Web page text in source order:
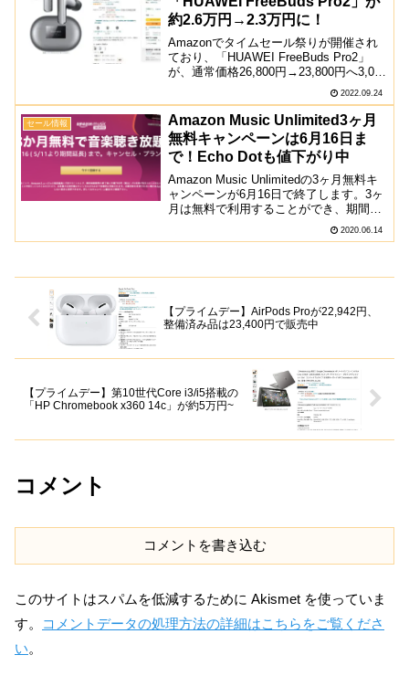
約2.6万円→2.3万円に！
Amazonでタイムセール祭りが開催され
ており、「HUAWEI FreeBuds Pro2」
が、通常価格26,800円→23,800円へ3,000
FreeBuds Pro2が23,800円に！HUAW...
2022.09.24
セール情報
Amazon Music Unlimited3ヶ月
無料キャンペーンは6月16日ま
で！Echo Dotも値下がり中
Amazon Music Unlimitedの3ヶ月無料キ
ャンペーンが6月16日で終了します。3ヶ
月は無料で利用することができ、期間を
ンペーンの詳細 申込期限：2020年6月16
2020.06.14
【プライムデー】AirPods Proが22,942円、
整備済み品は23,400円で販売中
【プライムデー】第10世代Core i3/i5搭載の
「HP Chromebook x360 14c」が約5万円~
コメント
コメントを書き込む
このサイトはスパムを低減するために Akismet を使っていま
す。
コメントデータの処理方法の詳細はこちらをご覧くださ
い。